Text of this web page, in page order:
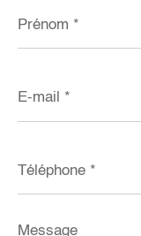
*
mail
*
Message